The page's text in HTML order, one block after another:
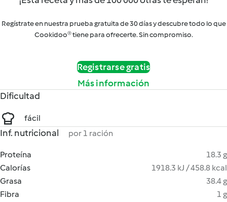
Regístrate en nuestra prueba gratuita de 30 días y descubre todo lo que
Cookidoo® tiene para ofrecerte. Sin compromiso.
Registrarse gratis
Más información
Dificultad
fácil
Inf. nutricional por 1 ración
Proteína
18.3 g
Calorías
1918.3 kJ / 458.8 kcal
Grasa
38.4 g
Fibra
1 g